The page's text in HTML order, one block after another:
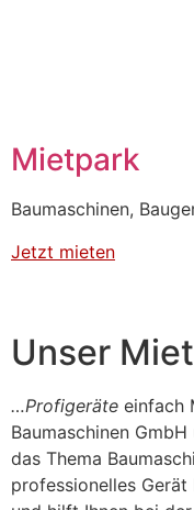
Mietpark
Baumaschinen,
Jetzt mieten
Unser
…Profigeräte einfach
Baumaschinen
das Thema
professionelles